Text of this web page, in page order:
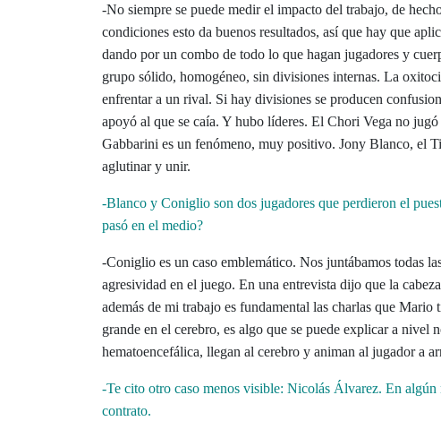
-No siempre se puede medir el impacto del trabajo, de
condiciones esto da buenos resultados, así que hay que
dando por un combo de todo lo que hagan jugadores y
grupo sólido, homogéneo, sin divisiones internas. La
enfrentar a un rival. Si hay divisiones se producen
apoyó al que se caía. Y hubo líderes. El Chori Vega no
Gabbarini es un fenómeno, muy positivo. Jony Blanco, el
aglutinar y unir.
-Blanco y Coniglio son dos jugadores que perdieron el
pasó en el medio?
-Coniglio es un caso emblemático. Nos juntábamos todas
agresividad en el juego. En una entrevista dijo que la
además de mi trabajo es fundamental las charlas que
grande en el cerebro, es algo que se puede explicar a
hematoencefálica, llegan al cerebro y animan al jugador a
-Te cito otro caso menos visible: Nicolás Álvarez. En
contrato.